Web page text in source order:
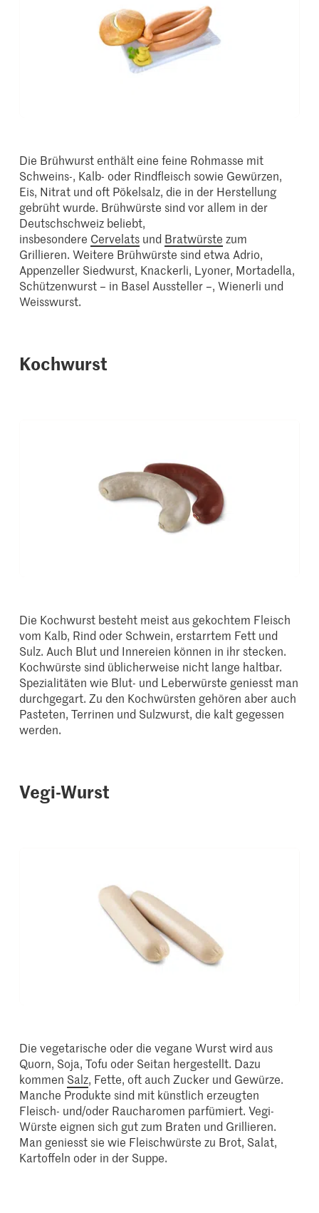
Die Brühwurst enthält eine feine Rohmasse mit
Schweins-, Kalb- oder Rindfleisch sowie Gewürzen,
Eis, Nitrat und oft Pökelsalz, die in der Herstellung
gebrüht wurde. Brühwürste sind vor allem in der
Deutschschweiz beliebt,
insbesondere Cervelats und Bratwürste zum
Grillieren. Weitere Brühwürste sind etwa Adrio,
Appenzeller Siedwurst, Knackerli, Lyoner, Mortadella,
Schützenwurst – in Basel Aussteller –, Wienerli und
Weisswurst.
Kochwurst
Die Kochwurst besteht meist aus gekochtem Fleisch
vom Kalb, Rind oder Schwein, erstarrtem Fett und
Sulz. Auch Blut und Innereien können in ihr stecken.
Kochwürste sind üblicherweise nicht lange haltbar.
Spezialitäten wie Blut- und Leberwürste geniesst man
durchgegart. Zu den Kochwürsten gehören aber auch
Pasteten, Terrinen und Sulzwurst, die kalt gegessen
werden.
Vegi-Wurst
Die vegetarische oder die vegane Wurst wird aus
Quorn, Soja, Tofu oder Seitan hergestellt. Dazu
kommen Salz, Fette, oft auch Zucker und Gewürze.
Manche Produkte sind mit künstlich erzeugten
Fleisch- und/oder Raucharomen parfümiert. Vegi-
Würste eignen sich gut zum Braten und Grillieren.
Man geniesst sie wie Fleischwürste zu Brot, Salat,
Kartoffeln oder in der Suppe.